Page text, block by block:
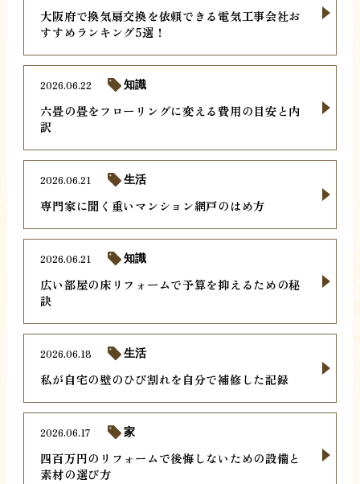
大阪府で換気扇交換を依頼できる電気工事会社お
すすめランキング5選！
六畳の畳をフローリングに変える費用の目安と内
訳
2026.06.22 知識
専門家に聞く重いマンション網戸のはめ方
2026.06.21 生活
広い部屋の床リフォームで予算を抑えるための秘
訣
2026.06.21 知識
私が自宅の壁のひび割れを自分で補修した記録
2026.06.18 生活
四百万円のリフォームで後悔しないための設備と
素材の選び方
2026.06.17 家